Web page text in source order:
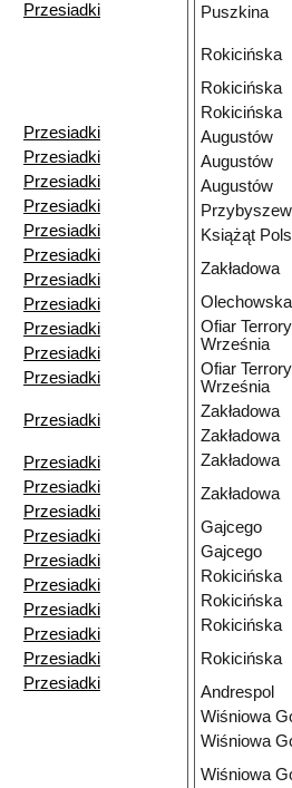
Przesiadki
Przesiadki
Przesiadki
Przesiadki
Przesiadki
Przesiadki
Przesiadki
Przesiadki
Przesiadki
Przesiadki
Przesiadki
Przesiadki
Przesiadki
Przesiadki
Przesiadki
Przesiadki
Przesiadki
Przesiadki
Przesiadki
Przesiadki
Przesiadki
Przesiadki
Przesiadki
Puszkina
Rokicińska
Rokicińska
Rokicińska
Augustów
Augustów
Augustów
Książąt
Zakładowa
Olechowska
Ofiar
Września
Ofiar
Września
Zakładowa
Zakładowa
Zakładowa
Zakładowa
Gajcego
Gajcego
Rokicińska
Rokicińska
Rokicińska
Rokicińska
Andrespol
Wiśniowa
Wiśniowa
Wiśniowa